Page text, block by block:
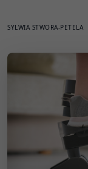
SYLWIA STWORA-PETELA